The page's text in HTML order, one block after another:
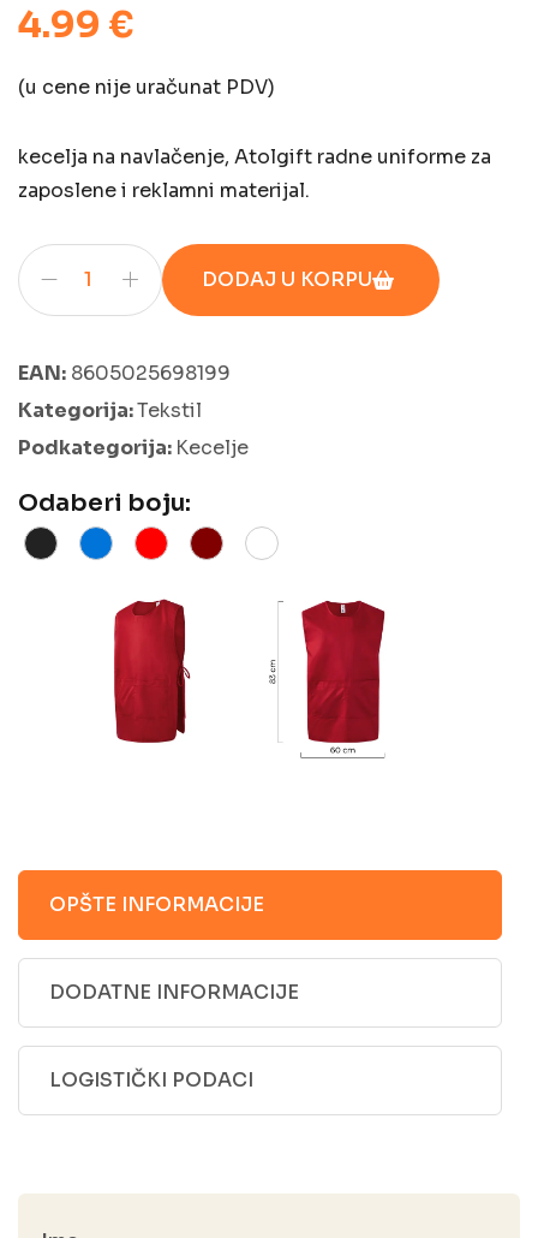
4.99 €
(u cene nije uračunat PDV)
kecelja na navlačenje, Atolgift radne uniforme za
zaposlene i reklamni materijal.
DODAJ U KORPU
EAN: 8605025698199
Kategorija:Tekstil
Podkategorija: Kecelje
Odaberi boju:
OPŠTE INFORMACIJE
DODATNE INFORMACIJE
LOGISTIČKI PODACI